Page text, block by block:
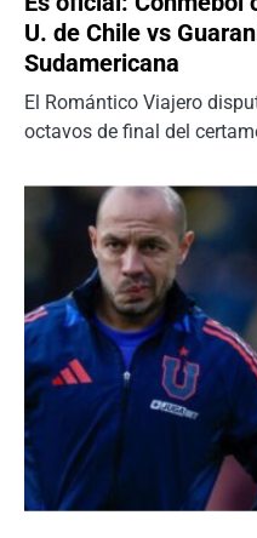
U. de Chile vs
Sudamericana
El Romántico Viajero
octavos de final del